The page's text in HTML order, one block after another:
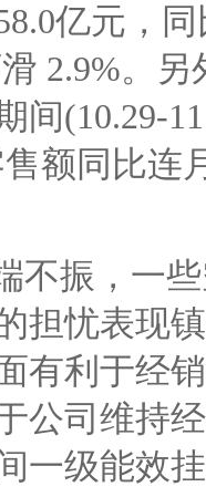
亿元，
2.9%。另
间(10.29-
额同比连
不振，一
担忧表现
有利于经
公司维持
一级能效